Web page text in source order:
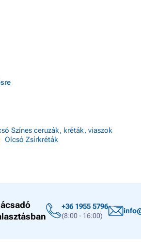
Színes ceruzák, kréták, viaszok
Olcsó Zsírkréták
+36 1955 5796
(8:00 - 16:00)